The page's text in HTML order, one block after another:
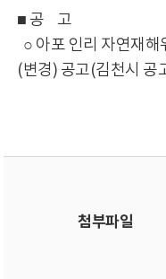
■ 공 고
○ 아포 인리 자연재
(변경) 공고(김천시 공
첨부파일